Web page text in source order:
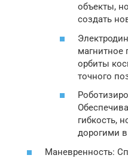
объекты,
создать
магнитное
орбиты
точного
гибкость,
дорогими в
Маневренность: